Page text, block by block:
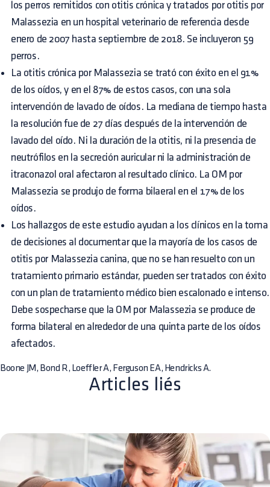
los perros remitidos con otitis crónica y tratados por otitis por
Malassezia en un hospital veterinario de referencia desde
enero de 2007 hasta septiembre de 2018. Se incluyeron 59
perros.
La otitis crónica por Malassezia se trató con éxito en el 91%
de los oídos, y en el 87% de estos casos, con una sola
intervención de lavado de oídos. La mediana de tiempo hasta
la resolución fue de 27 días después de la intervención de
lavado del oído. Ni la duración de la otitis, ni la presencia de
neutrófilos en la secreción auricular ni la administración de
itraconazol oral afectaron al resultado clínico. La OM por
Malassezia se produjo de forma bilaeral en el 17% de los
oídos.
Los hallazgos de este estudio ayudan a los clínicos en la toma
de decisiones al documentar que la mayoría de los casos de
otitis por Malassezia canina, que no se han resuelto con un
tratamiento primario estándar, pueden ser tratados con éxito
con un plan de tratamiento médico bien escalonado e intenso.
Debe sospecharse que la OM por Malassezia se produce de
forma bilateral en alrededor de una quinta parte de los oídos
afectados.
Boone JM, Bond R, Loeffler A, Ferguson EA, Hendricks A.
Articles liés